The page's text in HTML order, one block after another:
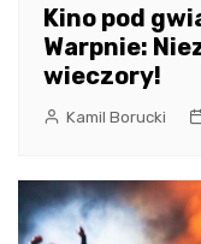
Kino pod
Warpnie:
wieczory!
Kamil Borucki